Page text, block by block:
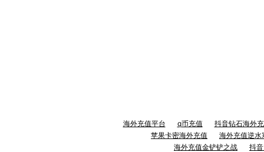
海外充值平台 q币充值
抖音钻石海外
苹果卡密海外充值
海外充值逆水
海外充值金铲铲之战
抖